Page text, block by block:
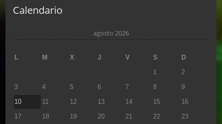
Calendario
agosto 2026
L M X J V S
D
1
2
3
4 5 6 7 8
9
10
11 12 13 14 15
16
17
18 19 20 21 22
23